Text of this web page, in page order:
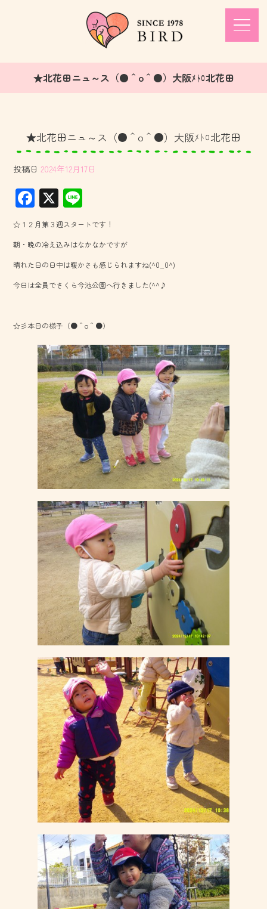
★北花田ニュ～ス（●＾o＾●）大阪ﾒﾄﾛ北花田
★北花田ニュ～ス（●＾o＾●）大阪ﾒﾄﾛ北花田
投稿日 2024年12月17日
F
ac
e
b
o
ok
X
ne
☆１２月第３週スタートです！
朝・晩の冷え込みはなかなかですが
晴れた日の日中は暖かさも感じられますね(^0_0^)
今日は全員でさくら今池公園へ行きました(^^♪
☆彡本日の様子（●＾o＾●）